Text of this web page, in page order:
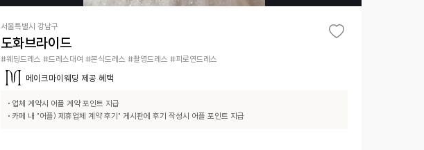
서울특별시 강남구
도화브라이드
#웨딩드레스 #드레스대여 #본식드레스 #촬영드레스 #피로연드레스
메이크마이웨딩 제공 혜택
• 업체 계약시 어플 계약 포인트 지급
• 카페 내 "어플) 제휴업체 계약 후기" 게시판에 후기 작성시 어플 포인트 지급